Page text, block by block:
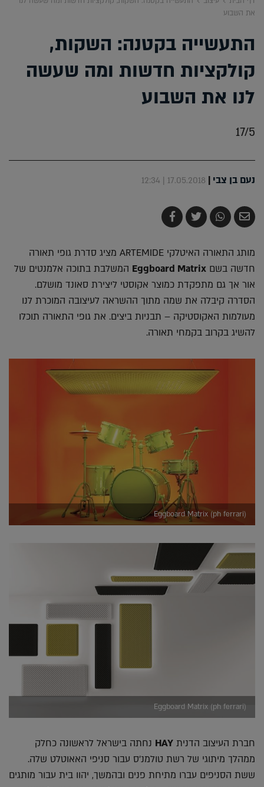
את השבוע
התעשייה בקטנה: השקות,
קולקציות חדשות ומה שעשה
לנו את השבוע
17/5
נעם בן צבי |
17.05.2018 | 12:34
שלח
בדואר
שתף
ב-
צייץ
ב-
שתף
ב-
מותג התאורה האיטלקי ARTEMIDE מציג סדרת גופי תאורה
חדשה בשם Eggboard Matrix המשלבת בתוכה אלמנטים של
אור אך גם מתפקדת כמוצר אקוסטי ליצירת סאונד מושלם.
הסדרה קיבלה את שמה מתוך ההשראה לעיצובה המוכרת לנו
מעולמות האקוסטיקה – תבניות ביצים. את גופי התאורה תוכלו
להשיג בקרוב בקמחי תאורה.
Eggboard Matrix (ph ferrari)
Eggboard Matrix (ph ferrari)
חברת העיצוב הדנית HAY נחתה בישראל לראשונה כחלק
ממהלך מיתוגי של רשת טולמנ׳ס עבור סניפי האאוטלט שלה.
ששת הסניפים עברו מתיחת פנים ובהמשך, יהוו בית עבור מותגים